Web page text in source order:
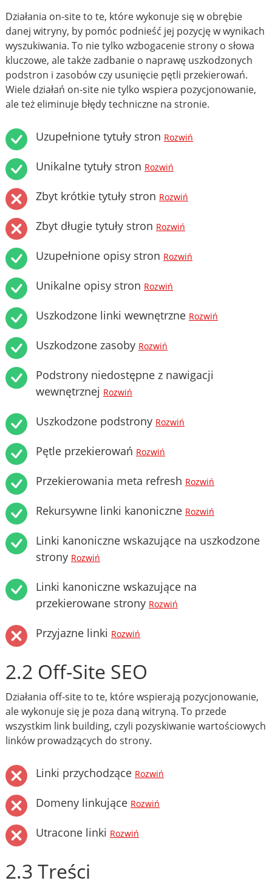
Działania on-site to te, które wykonuje się w obrębie
danej witryny, by pomóc podnieść jej pozycję w wynikach
wyszukiwania. To nie tylko wzbogacenie strony o słowa
kluczowe, ale także zadbanie o naprawę uszkodzonych
podstron i zasobów czy usunięcie pętli przekierowań.
Wiele działań on-site nie tylko wspiera pozycjonowanie,
ale też eliminuje błędy techniczne na stronie.
Uzupełnione tytuły stron Rozwiń
Unikalne tytuły stron Rozwiń
Zbyt krótkie tytuły stron Rozwiń
Zbyt długie tytuły stron Rozwiń
Uzupełnione opisy stron Rozwiń
Unikalne opisy stron Rozwiń
Uszkodzone linki wewnętrzne Rozwiń
Uszkodzone zasoby Rozwiń
Podstrony niedostępne z nawigacji
wewnętrznej Rozwiń
Uszkodzone podstrony Rozwiń
Pętle przekierowań Rozwiń
Przekierowania meta refresh Rozwiń
Rekursywne linki kanoniczne Rozwiń
Linki kanoniczne wskazujące na uszkodzone
strony Rozwiń
Linki kanoniczne wskazujące na
przekierowane strony Rozwiń
Przyjazne linki Rozwiń
2.2 Off-Site SEO
Działania off-site to te, które wspierają pozycjonowanie,
ale wykonuje się je poza daną witryną. To przede
wszystkim link building, czyli pozyskiwanie wartościowych
linków prowadzących do strony.
Linki przychodzące Rozwiń
Domeny linkujące Rozwiń
Utracone linki Rozwiń
2.3 Treści